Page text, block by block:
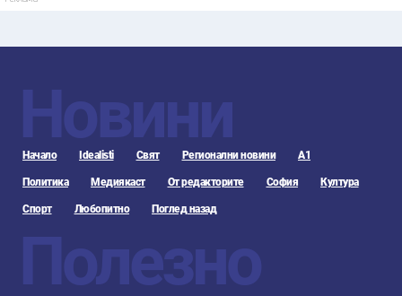
Новини
Начало Idealisti Свят Регионални новини А1
Политика Медиякаст От редакторите София Култура
Спорт Любопитно Поглед назад
Полезно